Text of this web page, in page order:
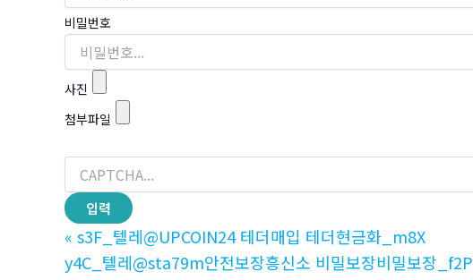
비밀번호
사진
첨부파일
« s3F_텔레@UPCOIN24 테더매입 테더현금화_m8X
y4C_텔레@sta79m안전보장흥신소 비밀보장비밀보장_f2P